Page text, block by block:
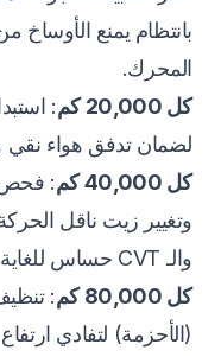
بانتظام يمنع الأوساخ
المحرك.
كل 20,000 كم
:
لضمان تدفق هواء نقي
كل 40,000 كم
: فحص
وتغيير زيت ناقل
والـ CVT حساس للغاية ويتطلب زيوتاً أصلية معتمدة.
كل 80,000 كم
:
(الأحزمة) لتفادي